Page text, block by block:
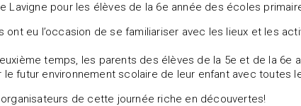
Lavigne pour les élèves de la 6e année des écoles
ont eu l’occasion de se familiariser avec les lieux et les
temps, les parents des élèves de la 5e et de la
le futur environnement scolaire de leur enfant avec toutes
organisateurs de cette journée riche en découvertes!